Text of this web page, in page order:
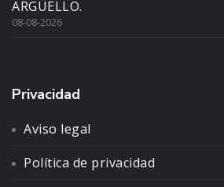
ARGÜELLO.
08-08-2026
Privacidad
Aviso legal
Política de privacidad